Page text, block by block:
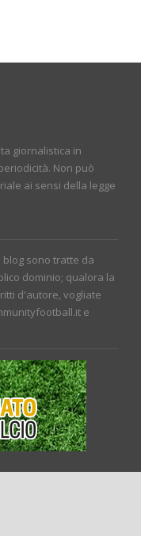
giornalistica in
Non può
ai sensi della legge
sono tratte da
dominio; qualora la
d'autore, vogliate
e